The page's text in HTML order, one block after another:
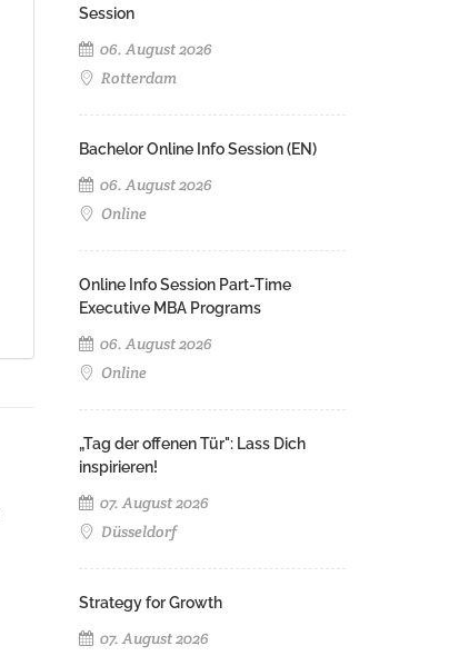
Session
06. August 2026
Rotterdam
Bachelor Online Info Session (EN)
06. August 2026
Online
Online Info Session Part-Time
Executive MBA Programs
06. August 2026
Online
„Tag der offenen Tür": Lass Dich
inspirieren!
07. August 2026
Düsseldorf
Strategy for Growth
07. August 2026